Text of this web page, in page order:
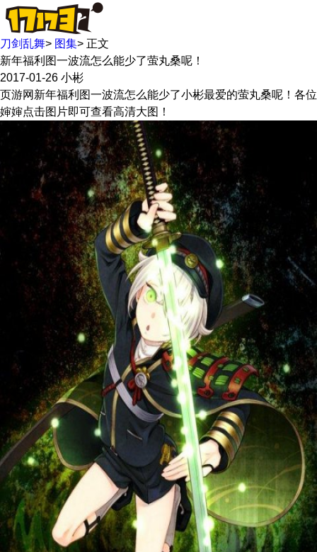
刀剑乱舞> 图集> 正文
新年福利图一波流怎么能少了萤丸桑呢！
2017-01-26 小彬
页游网新年福利图一波流怎么能少了小彬最爱的萤丸桑呢！各位
婶婶点击图片即可查看高清大图！